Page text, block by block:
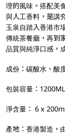
理的風味。搭配美
與人工香料，是講
玉泉自踏入香港市
傳統茶餐廳，再到
品質與純淨口感，
成份：碳酸水、酸
包裝容量：1200ML
淨含量： 6 x
產地：香港製造，